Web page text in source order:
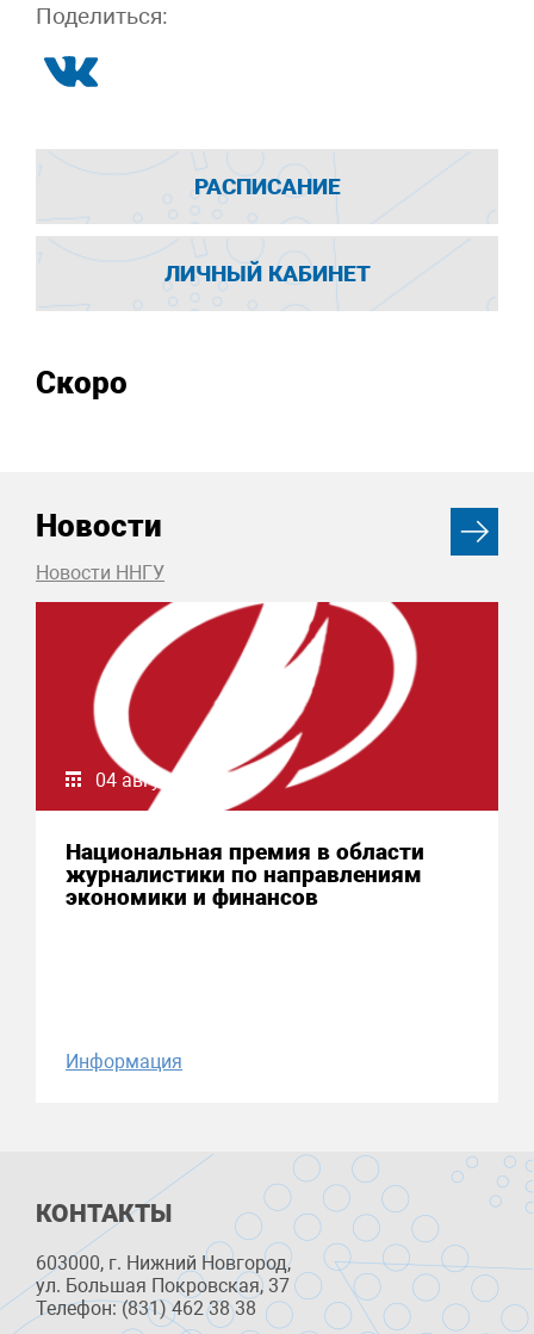
Поделиться:
РАСПИСАНИЕ
ЛИЧНЫЙ КАБИНЕТ
Скоро
Новости
Новости ННГУ
04 августа 2026
Национальная премия в области
журналистики по направлениям
экономики и финансов
Информация
КОНТАКТЫ
603000, г. Нижний Новгород,
ул. Большая Покровская, 37
Телефон: (831) 462 38 38